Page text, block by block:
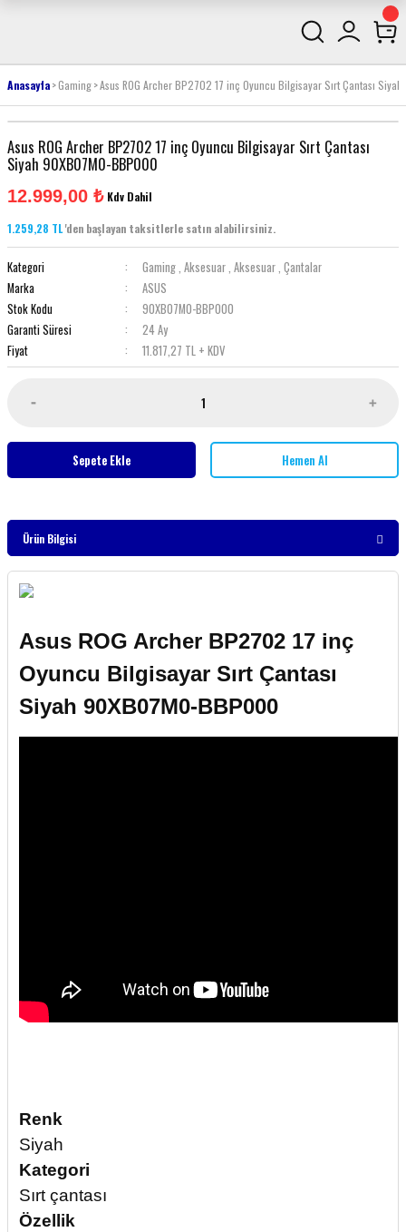
Anasayfa Gaming Asus ROG Archer BP2702 17 inç Oyuncu Bilgisayar Sırt Çantası
Asus ROG Archer BP2702 17 inç Oyuncu Bilgisayar Sırt Çantası
Siyah 90XB07M0-BBP000
12.999,00 ₺ Kdv Dahil
1.259,28 TL'den başlayan taksitlerle satın alabilirsiniz.
Kategori Gaming, Aksesuar, Aksesuar, Çantalar
Marka
ASUS
Stok Kodu
90XB07M0-BBP000
Garanti Süresi
24 Ay
Fiyat
11.817,27 TL + KDV
Sepete Ekle Hemen Al
Ürün Bilgisi
Asus ROG Archer BP2702 17 inç
Oyuncu Bilgisayar Sırt Çantası
Siyah 90XB07M0-BBP000
Renk
Siyah
Kategori
Sırt çantası
Özellik